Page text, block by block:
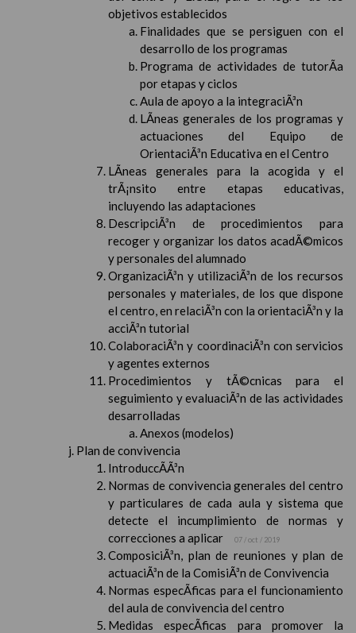
objetivos establecidos
Finalidades que se persiguen con el
desarrollo de los programas
Programa de actividades de tutorÃ­a
por etapas y ciclos
Aula de apoyo a la integraciÃ³n
LÃ­neas generales de los programas y
actuaciones del Equipo de
OrientaciÃ³n Educativa en el Centro
LÃ­neas generales para la acogida y el
trÃ¡nsito entre etapas educativas,
incluyendo las adaptaciones
DescripciÃ³n de procedimientos para
recoger y organizar los datos acadÃ©micos
y personales del alumnado
OrganizaciÃ³n y utilizaciÃ³n de los recursos
personales y materiales, de los que dispone
el centro, en relaciÃ³n con la orientaciÃ³n y la
acciÃ³n tutorial
ColaboraciÃ³n y coordinaciÃ³n con servicios
y agentes externos
Procedimientos y tÃ©cnicas para el
seguimiento y evaluaciÃ³n de las actividades
desarrolladas
Anexos (modelos)
Plan de convivencia
IntroduccÃ­Ã³n
Normas de convivencia generales del centro
y particulares de cada aula y sistema que
detecte el incumplimiento de normas y
correcciones a aplicar
07 / oct / 2019
ComposiciÃ³n, plan de reuniones y plan de
actuaciÃ³n de la ComisiÃ³n de Convivencia
Normas especÃ­ficas para el funcionamiento
del aula de convivencia del centro
Medidas especÃ­ficas para promover la